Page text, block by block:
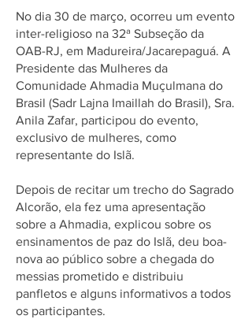
No dia 30 de março, ocorreu um evento
inter-religioso na 32ª Subseção da
OAB-RJ, em Madureira/Jacarepaguá. A
Presidente das Mulheres da
Comunidade Ahmadia Muçulmana do
Brasil (Sadr Lajna Imaillah do Brasil), Sra.
Anila Zafar, participou do evento,
exclusivo de mulheres, como
representante do Islã.
Depois de recitar um trecho do Sagrado
Alcorão, ela fez uma apresentação
sobre a Ahmadia, explicou sobre os
ensinamentos de paz do Islã, deu boa-
nova ao público sobre a chegada do
messias prometido e distribuiu
panfletos e alguns informativos a todos
os participantes.